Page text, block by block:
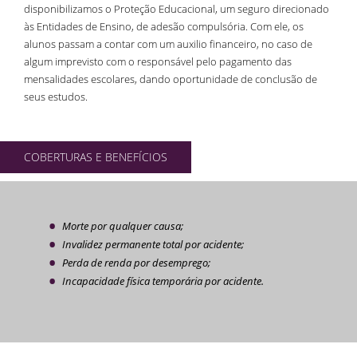
disponibilizamos o Proteção Educacional, um seguro direcionado
às Entidades de Ensino, de adesão compulsória. Com ele, os
alunos passam a contar com um auxilio financeiro, no caso de
algum imprevisto com o responsável pelo pagamento das
mensalidades escolares, dando oportunidade de conclusão de
seus estudos.
COBERTURAS E BENEFÍCIOS
Morte por qualquer causa;
Invalidez permanente total por acidente;
Perda de renda por desemprego;
Incapacidade física temporária por acidente.